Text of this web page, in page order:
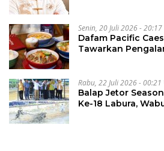
Senin, 20 Juli 2026 - 20:17
Dafam Pacific
Tawarkan
Rabu, 22 Juli 2026 - 00:21
Balap Jetor
Ke-18 Labura,